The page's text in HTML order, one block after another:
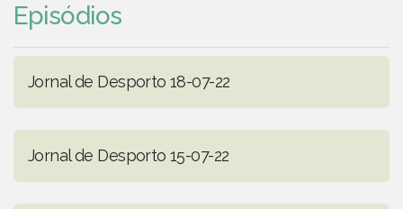
Episódios
Jornal de Desporto 18-07-22
Jornal de Desporto 15-07-22